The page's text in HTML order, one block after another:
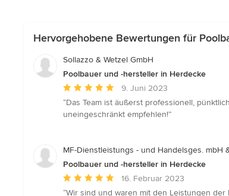
Hervorgehobene Bewertungen für
Sollazzo & Wetzel GmbH
Poolbauer und -hersteller in Herdecke
Durchschnittliche
Bewertung:
5
Sternen
9. Juni 2023
“Das Team ist äußerst professionell,
uneingeschränkt empfehlen!”
MF-Dienstleistungs - und Handelsges. mbH
Poolbauer und -hersteller in Herdecke
Durchschnittliche
Bewertung:
16. Februar 2023
“Wir sind und waren mit den Leistungen